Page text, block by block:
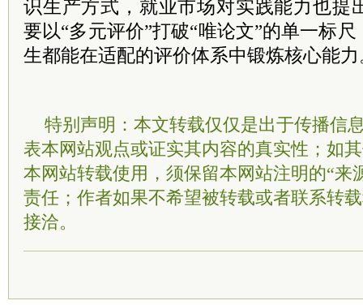
识生产方式，就业市场对实践能力也提
要以“多元评价”打破“唯论文”的单一标
生都能在适配的评价体系中锻炼核心能
特别声明：本文转载仅仅是出于传播信
表本网站观点或证实其内容的真实性；如
本网站转载使用，须保留本网站注明的“来
责任；作者如果不希望被转载或者联系转
接洽。